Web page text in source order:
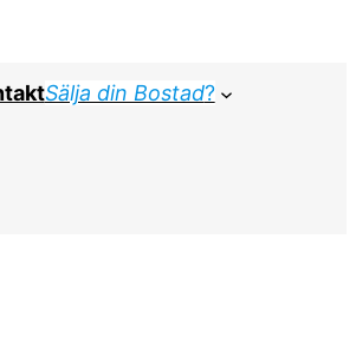
Sälja din Bostad?